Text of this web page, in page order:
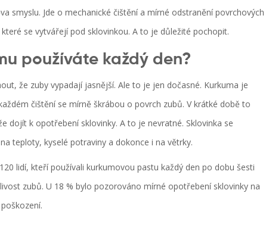
smyslu. Jde o mechanické čištění a mírné odstranění povrchových
se vytvářejí pod sklovinkou. A to je důležité pochopit.
používáte každý den?
že zuby vypadají jasnější. Ale to je jen dočasné. Kurkuma je
čištění se mírně škrábou o povrch zubů. V krátké době to
dojít k opotřebení sklovinky. A to je nevratné. Sklovinka se
teploty, kyselé potraviny a dokonce i na větrky.
lidí, kteří používali kurkumovou pastu každý den po dobu šesti
zubů. U 18 % bylo pozorováno mírné opotřebení sklovinky na